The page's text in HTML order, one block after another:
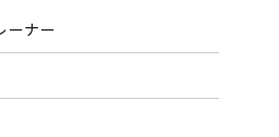
ーナー